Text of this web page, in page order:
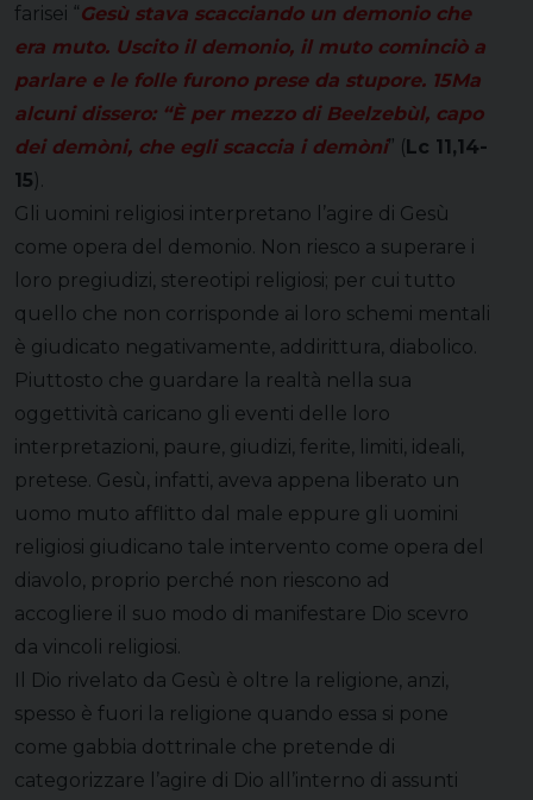
farisei “Gesù stava scacciando un demonio che
era muto. Uscito il demonio, il muto cominciò a
parlare e le folle furono prese da stupore. 15Ma
alcuni dissero: “È per mezzo di Beelzebùl, capo
dei demòni, che egli scaccia i demòni” (Lc 11,14-
15).
Gli uomini religiosi interpretano l’agire di Gesù
come opera del demonio. Non riesco a superare i
loro pregiudizi, stereotipi religiosi; per cui tutto
quello che non corrisponde ai loro schemi mentali
è giudicato negativamente, addirittura, diabolico.
Piuttosto che guardare la realtà nella sua
oggettività caricano gli eventi delle loro
interpretazioni, paure, giudizi, ferite, limiti, ideali,
pretese. Gesù, infatti, aveva appena liberato un
uomo muto afflitto dal male eppure gli uomini
religiosi giudicano tale intervento come opera del
diavolo, proprio perché non riescono ad
accogliere il suo modo di manifestare Dio scevro
da vincoli religiosi.
Il Dio rivelato da Gesù è oltre la religione, anzi,
spesso è fuori la religione quando essa si pone
come gabbia dottrinale che pretende di
categorizzare l’agire di Dio all’interno di assunti